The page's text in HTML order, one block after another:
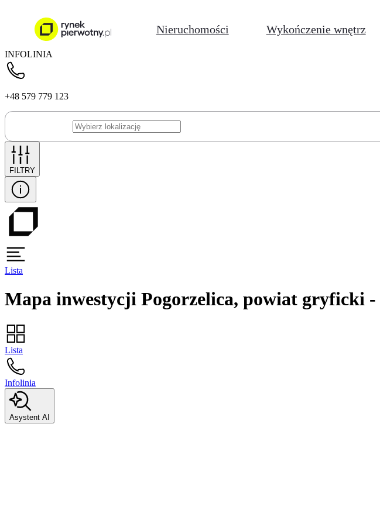
Nieruchomości Wykończenie wnętrz
INFOLINIA
+48 579 779 123
FILTRY
Lista
Mapa inwestycji Pogorzelica, powiat gryficki -
Lista
Infolinia
Asystent AI